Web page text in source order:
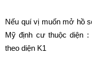
Nếu quí vị muốn mở hồ
Mỹ định cư thuộc diện
theo diện K1